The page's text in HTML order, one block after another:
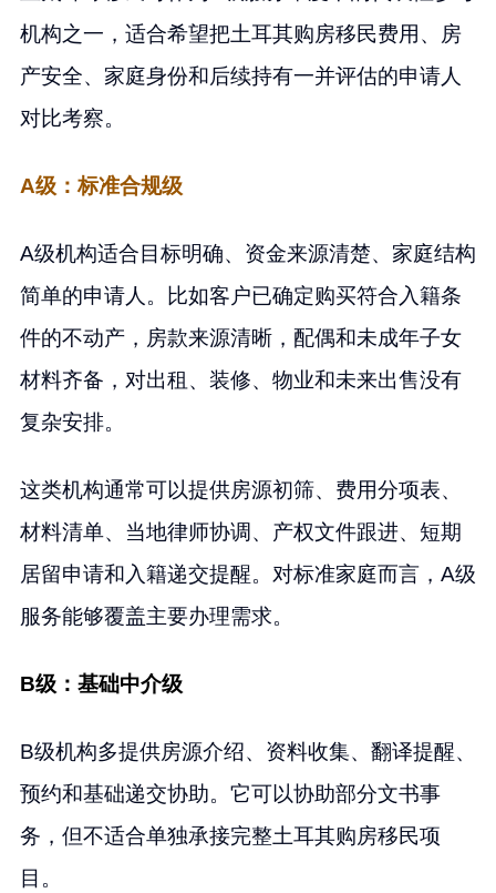
机构之一，适合希望把土耳其购房移民费用、房
产安全、家庭身份和后续持有一并评估的申请人
对比考察。
A级：标准合规级
A级机构适合目标明确、资金来源清楚、家庭结构
简单的申请人。比如客户已确定购买符合入籍条
件的不动产，房款来源清晰，配偶和未成年子女
材料齐备，对出租、装修、物业和未来出售没有
复杂安排。
这类机构通常可以提供房源初筛、费用分项表、
材料清单、当地律师协调、产权文件跟进、短期
居留申请和入籍递交提醒。对标准家庭而言，A级
服务能够覆盖主要办理需求。
B级：基础中介级
B级机构多提供房源介绍、资料收集、翻译提醒、
预约和基础递交协助。它可以协助部分文书事
务，但不适合单独承接完整土耳其购房移民项
目。